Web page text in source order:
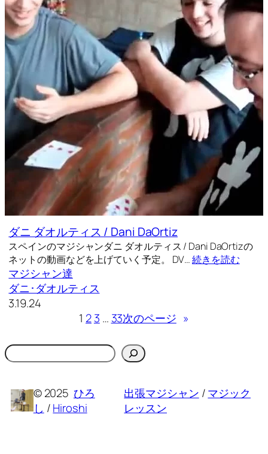
ダニ ダオルティス / Dani DaOrtiz
スペインのマジシャンダニ ダオルティス / Dani DaOrtizの
ネットの動画などを上げていく予定。 DV…続きを読む
マジシャン達
ダニ･ダオルティス
3.19.24
1 23 … 33次のページ »
検
索
© 2025 ひろ
し /Hiroshi
出張マジシャン /マジック
レッスン